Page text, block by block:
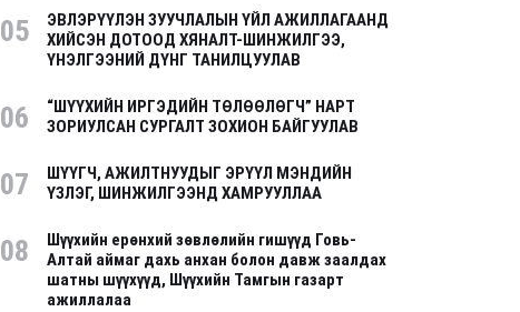
05
ЭВЛЭРҮҮЛЭН ЗУУЧЛАЛЫН ҮЙЛ АЖИЛЛАГААНД
ХИЙСЭН ДОТООД ХЯНАЛТ-ШИНЖИЛГЭЭ,
ҮНЭЛГЭЭНИЙ ДҮНГ ТАНИЛЦУУЛАВ
06
“ШҮҮХИЙН ИРГЭДИЙН ТӨЛӨӨЛӨГЧ” НАРТ
ЗОРИУЛСАН СУРГАЛТ ЗОХИОН БАЙГУУЛАВ
07
ШҮҮГЧ, АЖИЛТНУУДЫГ ЭРҮҮЛ МЭНДИЙН
ҮЗЛЭГ, ШИНЖИЛГЭЭНД ХАМРУУЛЛАА
08
Шүүхийн ерөнхий зөвлөлийн гишүүд Говь-
Алтай аймаг дахь анхан болон давж заалдах
шатны шүүхүүд, Шүүхийн Тамгын газарт
ажиллалаа